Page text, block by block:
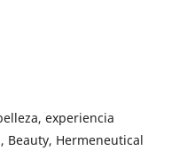
experiencia
Beauty, Hermeneutical